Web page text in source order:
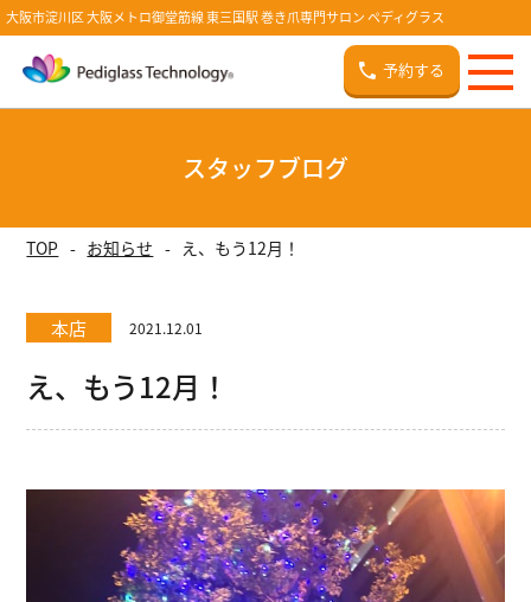
大阪市淀川区 大阪メトロ御堂筋線 東三国駅 巻き爪専門サロン ペディグラス
予約する
スタッフブログ
TOP お知らせ え、もう12月！
本店 2021.12.01
え、もう12月！